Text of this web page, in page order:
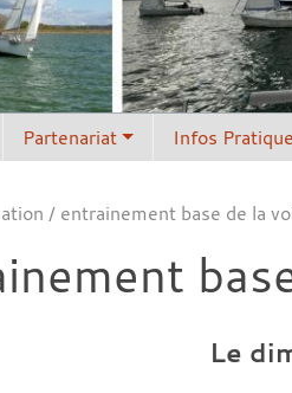
Partenariat Infos
/ entrainement base de la
Le